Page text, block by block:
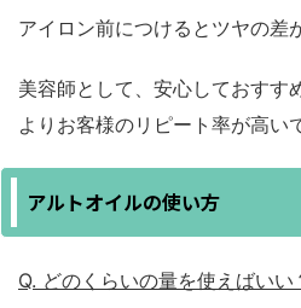
アイロン前につけるとツヤの差
美容師として、安心しておすす
よりお客様のリピート率が高い
アルトオイルの使い方
Q. どのくらいの量を使えばいい